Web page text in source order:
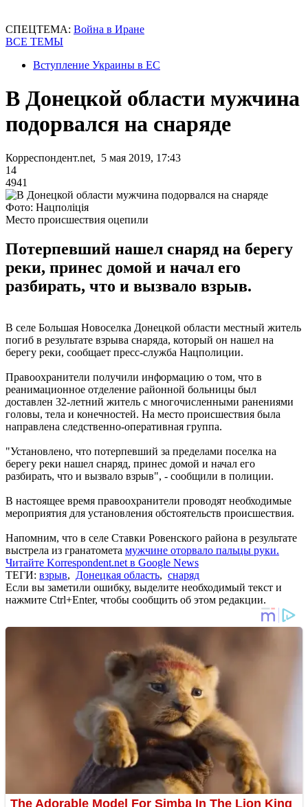
СПЕЦТЕМА: Война в Иране
ВСЕ ТЕМЫ
Вступление Украины в ЕС
В Донецкой области мужчина
подорвался на снаряде
Корреспондент.net, 5 мая 2019, 17:43
14
4941
Фото: Нацполіція
Место происшествия оцепили
Потерпевший нашел снаряд на берегу
реки, принес домой и начал его
разбирать, что и вызвало взрыв.
В селе Большая Новоселка Донецкой области местный житель
погиб в результате взрыва снаряда, который он нашел на
берегу реки, сообщает пресс-служба Нацполиции.
Правоохранители получили информацию о том, что в
реанимационное отделение районной больницы был
доставлен 32-летний житель с многочисленными ранениями
головы, тела и конечностей. На место происшествия была
направлена следственно-оперативная группа.
"Установлено, что потерпевший за пределами поселка на
берегу реки нашел снаряд, принес домой и начал его
разбирать, что и вызвало взрыв", - сообщили в полиции.
В настоящее время правоохранители проводят необходимые
мероприятия для установления обстоятельств происшествия.
Напомним, что в селе Ставки Ровенского района в результате
выстрела из гранатомета мужчине оторвало пальцы руки.
Читайте Korrespondent.net в Google News
ТЕГИ: взрыв, Донецкая область, снаряд
Если вы заметили ошибку, выделите необходимый текст и
нажмите Ctrl+Enter, чтобы сообщить об этом редакции.